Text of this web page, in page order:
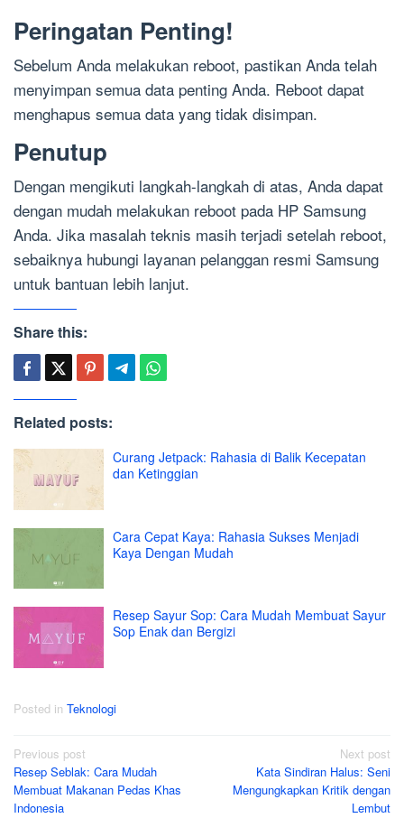
Peringatan Penting!
Sebelum Anda melakukan reboot, pastikan Anda telah
menyimpan semua data penting Anda. Reboot dapat
menghapus semua data yang tidak disimpan.
Penutup
Dengan mengikuti langkah-langkah di atas, Anda dapat
dengan mudah melakukan reboot pada HP Samsung
Anda. Jika masalah teknis masih terjadi setelah reboot,
sebaiknya hubungi layanan pelanggan resmi Samsung
untuk bantuan lebih lanjut.
Share this:
Related posts:
Curang Jetpack: Rahasia di Balik Kecepatan
dan Ketinggian
Cara Cepat Kaya: Rahasia Sukses Menjadi
Kaya Dengan Mudah
Resep Sayur Sop: Cara Mudah Membuat Sayur
Sop Enak dan Bergizi
Posted in Teknologi
Post
navigation
Previous post
Resep Seblak: Cara Mudah
Membuat Makanan Pedas Khas
Indonesia
Next post
Kata Sindiran Halus: Seni
Mengungkapkan Kritik dengan
Lembut